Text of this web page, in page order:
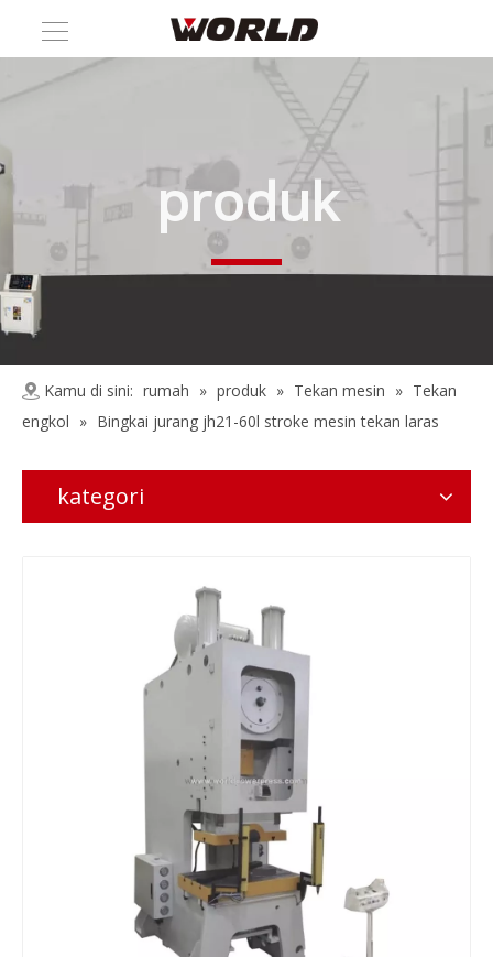
produk
Kamu di sini: rumah » produk » Tekan mesin » Tekan
engkol » Bingkai jurang jh21-60l stroke mesin tekan laras
kategori